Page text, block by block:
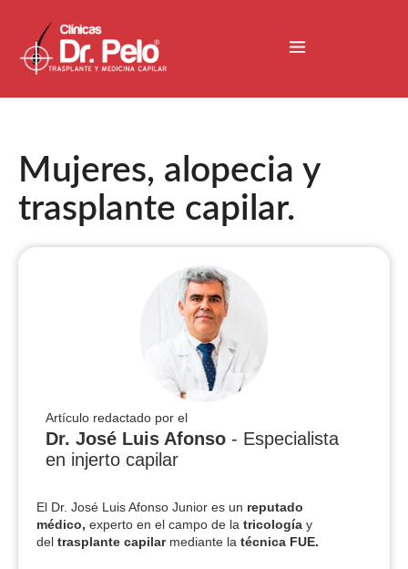
Mujeres, alopecia y
trasplante capilar.
Artículo redactado por el
Dr. José Luis Afonso - Especialista
en injerto capilar
El Dr. José Luis Afonso Junior es un reputado
médico, experto en el campo de la tricología y
del trasplante capilar mediante la técnica FUE.